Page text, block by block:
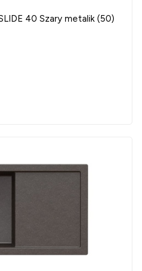
40 Szary metalik (50)